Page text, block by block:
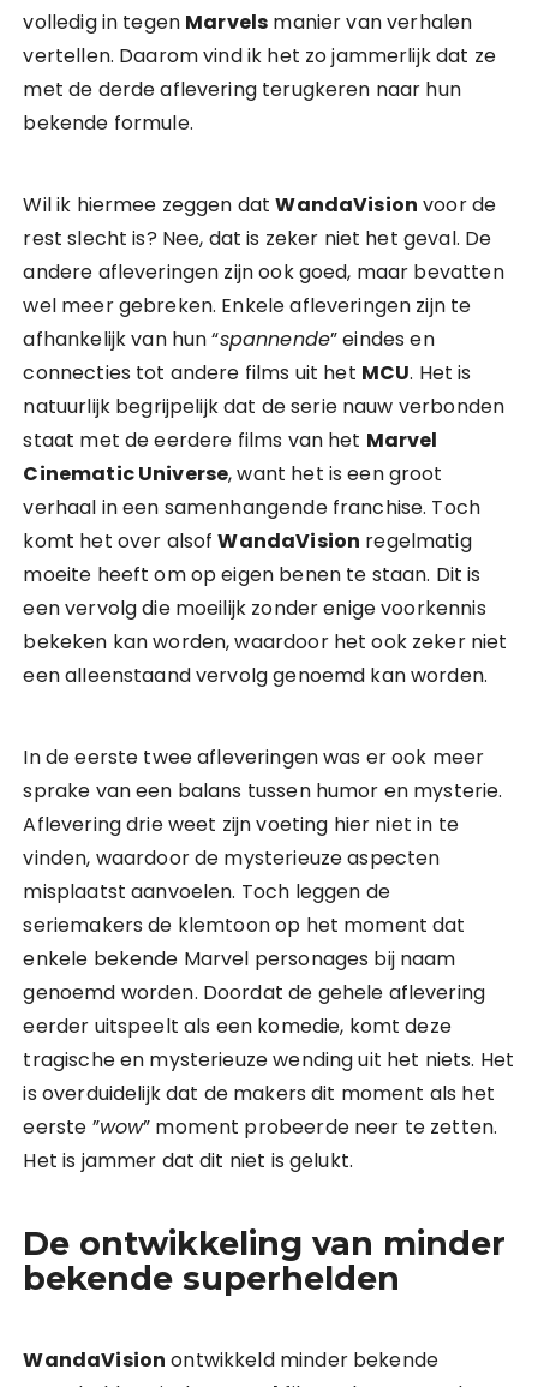
volledig in tegen Marvels manier van verhalen
vertellen. Daarom vind ik het zo jammerlijk dat ze
met de derde aflevering terugkeren naar hun
bekende formule.
Wil ik hiermee zeggen datWandaVision voor de
rest slecht is? Nee, dat is zeker niet het geval. De
andere afleveringen zijn ook goed, maar bevatten
wel meer gebreken. Enkele afleveringen zijn te
afhankelijk van hun “spannende” eindes en
connecties tot andere films uit het MCU. Het is
natuurlijk begrijpelijk dat de serie nauw verbonden
staat met de eerdere films van het Marvel
Cinematic Universe, want het is een groot
verhaal in een samenhangende franchise. Toch
komt het over alsofWandaVision regelmatig
moeite heeft om op eigen benen te staan. Dit is
een vervolg die moeilijk zonder enige voorkennis
bekeken kan worden, waardoor het ook zeker niet
een alleenstaand vervolg genoemd kan worden.
In de eerste twee afleveringen was er ook meer
sprake van een balans tussen humor en mysterie.
Aflevering drie weet zijn voeting hier niet in te
vinden, waardoor de mysterieuze aspecten
misplaatst aanvoelen. Toch leggen de
seriemakers de klemtoon op het moment dat
enkele bekende Marvel personages bij naam
genoemd worden. Doordat de gehele aflevering
eerder uitspeelt als een komedie, komt deze
tragische en mysterieuze wending uit het niets. Het
is overduidelijk dat de makers dit moment als het
eerste ”wow” moment probeerde neer te zetten.
Het is jammer dat dit niet is gelukt.
De ontwikkeling van minder
bekende superhelden
WandaVision ontwikkeld minder bekende